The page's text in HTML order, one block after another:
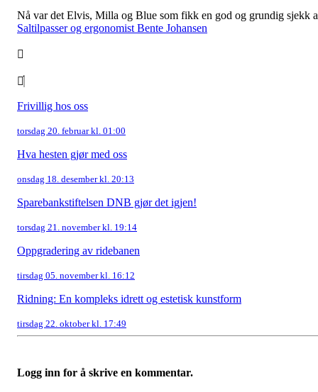
Nå var det Elvis, Milla og Blue som fikk en god og grundig sjekk
Saltilpasser og ergonomist Bente Johansen
Frivillig hos oss
torsdag 20. februar kl. 01:00
Hva hesten gjør med oss
onsdag 18. desember kl. 20:13
Sparebankstiftelsen DNB gjør det igjen!
torsdag 21. november kl. 19:14
Oppgradering av ridebanen
tirsdag 05. november kl. 16:12
Ridning: En kompleks idrett og estetisk kunstform
tirsdag 22. oktober kl. 17:49
Logg inn for å skrive en kommentar.